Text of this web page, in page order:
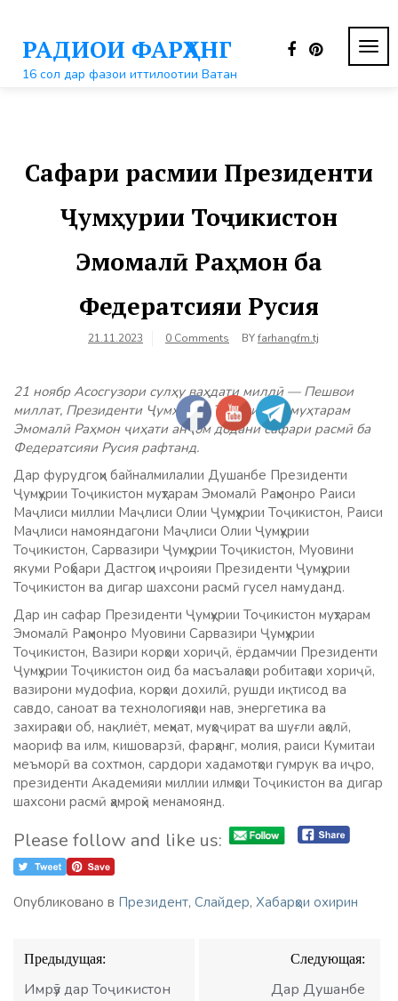
контентуРАДИОИ ФАРҲАНГ
16 сол дар фазои иттилоотии Ватан
Сафари расмии Президенти
Ҷумҳурии Тоҷикистон
Эмомалӣ Раҳмон ба
Федератсияи Русия
21.11.2023 0 Comments BYfarhangfm.tj
21 ноябр Асосгузори сулҳу ваҳдати миллӣ — Пешвои
миллат, Президенти Ҷумҳурии Тоҷикистон муҳтарам
Эмомалӣ Раҳмон ҷиҳати анҷом додани сафари расмӣ ба
Федератсияи Русия рафтанд.
Дар фурудгоҳи байналмилалии Душанбе Президенти
Ҷумҳурии Тоҷикистон муҳтарам Эмомалӣ Раҳмонро Раиси
Маҷлиси миллии Маҷлиси Олии Ҷумҳурии Тоҷикистон, Раиси
Маҷлиси намояндагони Маҷлиси Олии Ҷумҳурии
Тоҷикистон, Сарвазири Ҷумҳурии Тоҷикистон, Муовини
якуми Роҳбари Дастгоҳи иҷроияи Президенти Ҷумҳурии
Тоҷикистон ва дигар шахсони расмӣ гусел намуданд.
Дар ин сафар Президенти Ҷумҳурии Тоҷикистон муҳтарам
Эмомалӣ Раҳмонро Муовини Сарвазири Ҷумҳурии
Тоҷикистон, Вазири корҳои хориҷӣ, ёрдамчии Президенти
Ҷумҳурии Тоҷикистон оид ба масъалаҳои робитаҳои хориҷӣ,
вазирони мудофиа, корҳои дохилӣ, рушди иқтисод ва
савдо, саноат ва технологияҳои нав, энергетика ва
захираҳои об, нақлиёт, меҳнат, муҳоҷират ва шуғли аҳолӣ,
маориф ва илм, кишоварзӣ, фарҳанг, молия, раиси Кумитаи
меъморӣ ва сохтмон, сардори хадамотҳои гумрук ва иҷро,
президенти Академияи миллии илмҳои Тоҷикистон ва дигар
шахсони расмӣ ҳамроҳӣ менамоянд.
Please follow and like us:
Опубликовано в Президент, Слайдер, Хабарҳои охирин
Навигация
по
записям
Предыдущая:
Имрӯз дар Тоҷикистон
Следующая:
Дар Душанбе